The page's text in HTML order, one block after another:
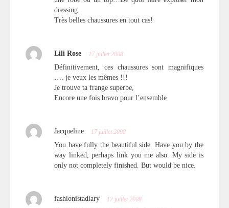
dressing.
Très belles chaussures en tout cas!
Lili Rose 17 juillet 2008
Définitivement, ces chaussures sont magnifiques
…. je veux les mêmes !!!
Je trouve ta frange superbe,
Encore une fois bravo pour l’ensemble
Jacqueline 17 juillet 2008
You have fully the beautiful side. Have you by the
way linked, perhaps link you me also. My side is
only not completely finished. But would be nice.
fashionistadiary 17 juillet 2008